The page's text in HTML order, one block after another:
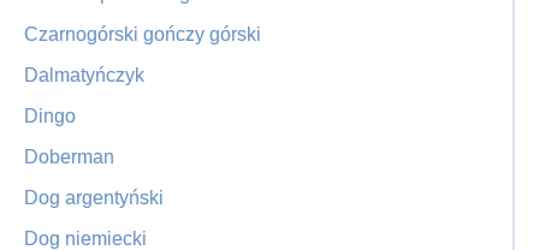
Czarnogórski gończy górski
Dalmatyńczyk
Dingo
Doberman
Dog argentyński
Dog niemiecki